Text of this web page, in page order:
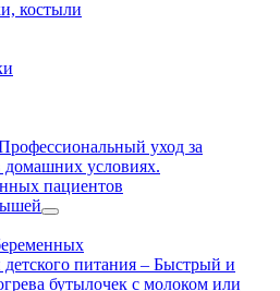
костыли
уход за
домашних условиях.
пациентов
питания – Быстрый и
бутылочек с молоком или